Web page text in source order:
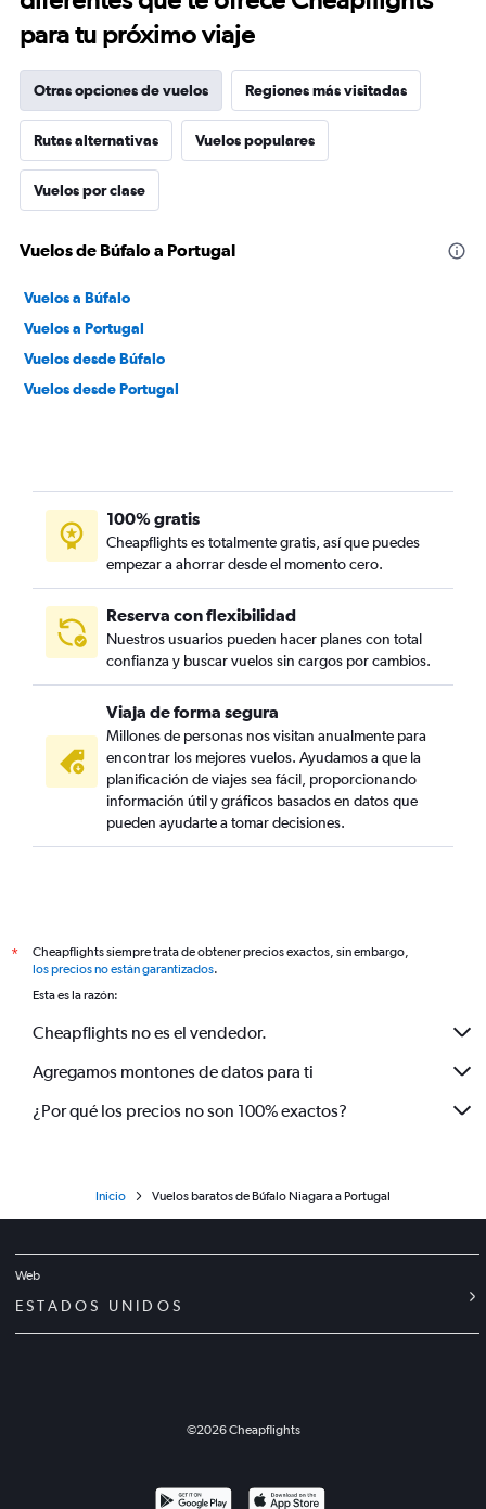
para tu próximo viaje
Otras opciones de vuelos Regiones más visitadas
Rutas alternativas Vuelos populares
Vuelos por clase
Vuelos de Búfalo a Portugal
Vuelos a Búfalo
Vuelos a Portugal
Vuelos desde Búfalo
Vuelos desde Portugal
100% gratis
Cheapflights es totalmente gratis, así que puedes
empezar a ahorrar desde el momento cero.
Reserva con flexibilidad
Nuestros usuarios pueden hacer planes con total
confianza y buscar vuelos sin cargos por cambios.
Viaja de forma segura
Millones de personas nos visitan anualmente para
encontrar los mejores vuelos. Ayudamos a que la
planificación de viajes sea fácil, proporcionando
información útil y gráficos basados en datos que
pueden ayudarte a tomar decisiones.
*
Cheapflights siempre trata de obtener precios exactos, sin embargo,
los precios no están garantizados.
Esta es la razón:
Cheapflights no es el vendedor.
Agregamos montones de datos para ti
¿Por qué los precios no son 100% exactos?
Inicio Vuelos baratos de Búfalo Niagara a Portugal
Web
ESTADOS UNIDOS
©2026Cheapflights